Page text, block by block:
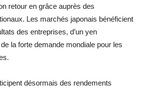
retour en grâce auprès des
Les marchés japonais bénéficient
des entreprises, d’un yen
la forte demande mondiale pour les
désormais des rendements